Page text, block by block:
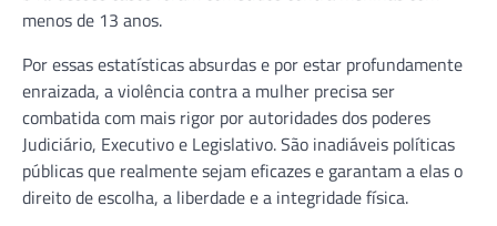
menos de 13 anos.
Por essas estatísticas absurdas e por estar profundamente
enraizada, a violência contra a mulher precisa ser
combatida com mais rigor por autoridades dos poderes
Judiciário, Executivo e Legislativo. São inadiáveis políticas
públicas que realmente sejam eficazes e garantam a elas o
direito de escolha, a liberdade e a integridade física.